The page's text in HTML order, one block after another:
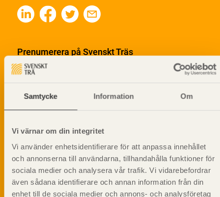
Samtycke Information Om
Vi värnar om din integritet
Vi använder enhetsidentifierare för att anpassa innehållet
och annonserna till användarna, tillhandahålla funktioner för
sociala medier och analysera vår trafik. Vi vidarebefordrar
även sådana identifierare och annan information från din
enhet till de sociala medier och annons- och analysföretag
Prenumerera på Svenskt Träs
informationsutskick!